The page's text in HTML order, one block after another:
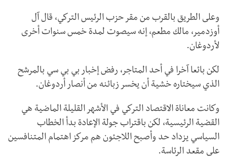
وعلى الطريق بالقرب من مقر حزب الرئيس التركي، قال آل
أوزدمير، مالك مطعم، إنه سيصوت لمدة خمس سنوات أخرى
لأردوغان.
لكن بائعا آخرا في أحد المتاجر، رفض إخبار بي بي سي بالمرشح
الذي سيختاره خشية أن يخسر زبائنه من أنصار أردوغان.
وكانت معاناة الاقتصاد التركي في الأشهر القليلة الماضية هي
القضية الرئيسية، لكن باقتراب جولة الإعادة بدأ الخطاب
السياسي يزداد حد وأصبح اللاجئون هم مركز اهتمام المتنافسين
على مقعد الرئاسة.